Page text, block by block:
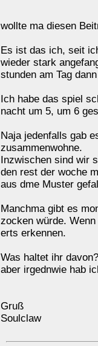
wollte ma diesen
Es ist das ich, seit
wieder stark
stunden am Tag
Ich habe das spiel
nacht um 5, um 6
Naja jedenfalls gab
zusammenwohne.
Inzwischen sind wir
den rest der woche
aus dme Muster
Manchma gibt es
zocken würde.
erts erkennen.
Was haltet ihr
aber irgednwie hab
Gruß
Soulclaw